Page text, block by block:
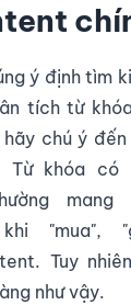
ý định tìm
tích từ
hãy chú ý
Từ khóa có
mang
"mua",
Tuy
như vậy.